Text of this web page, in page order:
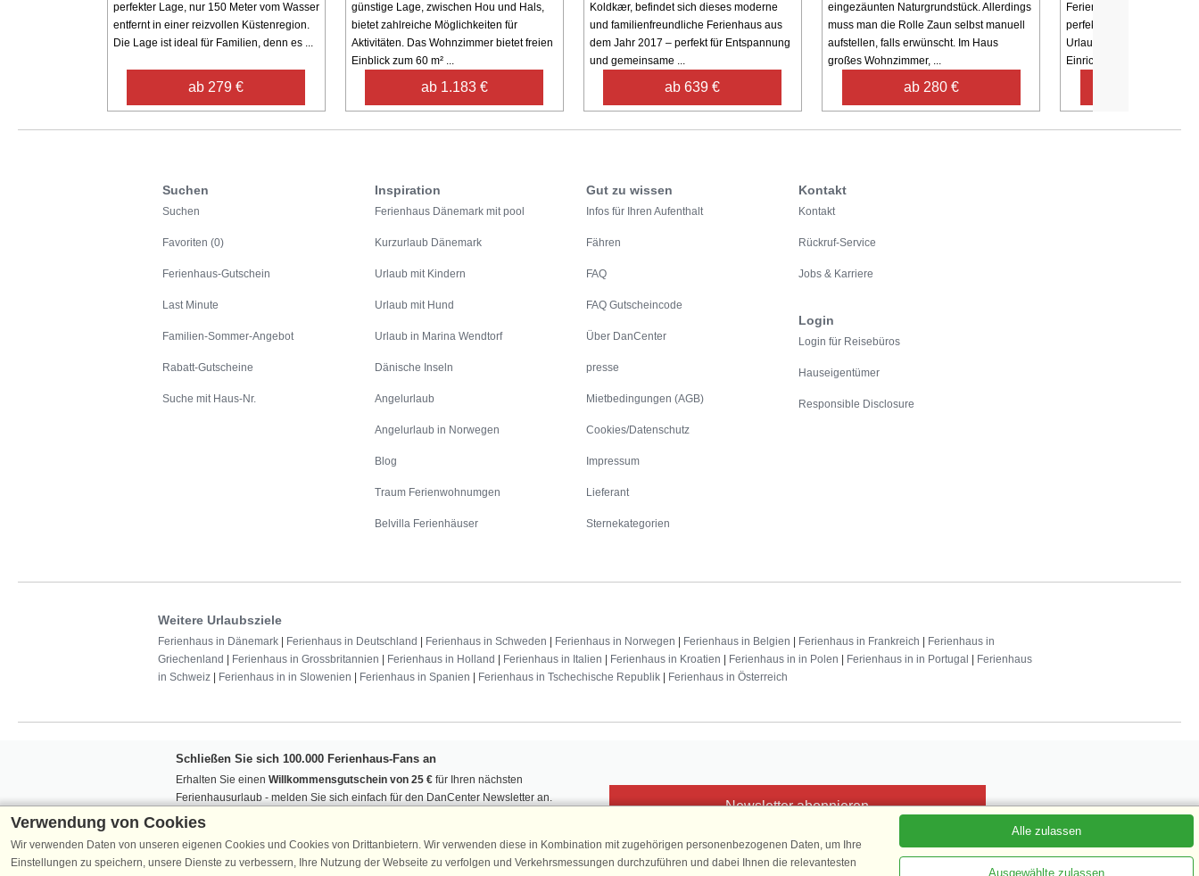
perfekter Lage, nur 150 Meter vom Wasser
entfernt in einer reizvollen Küstenregion.
Die Lage ist ideal für Familien, denn es ...
ab 279 €
günstige Lage, zwischen Hou und Hals,
bietet zahlreiche Möglichkeiten für
Aktivitäten. Das Wohnzimmer bietet freien
Einblick zum 60 m² ...
ab 1.183 €
Koldkær, befindet sich dieses moderne
und familienfreundliche Ferienhaus aus
dem Jahr 2017 – perfekt für Entspannung
und gemeinsame ...
ab 639 €
eingezäunten Naturgrundstück. Allerdings
muss man die Rolle Zaun selbst manuell
aufstellen, falls erwünscht. Im Haus
großes Wohnzimmer, ...
ab 280 €
Ferienhaus mit Sauna und
perfekten Rahmen für
Urlaub. Die durchdachte
Einrichtung ...
Suchen
Suchen
Favoriten (0)
Ferienhaus-Gutschein
Last Minute
Familien-Sommer-Angebot
Rabatt-Gutscheine
Suche mit Haus-Nr.
Inspiration
Ferienhaus Dänemark mit pool
Kurzurlaub Dänemark
Urlaub mit Kindern
Urlaub mit Hund
Urlaub in Marina Wendtorf
Dänische Inseln
Angelurlaub
Angelurlaub in Norwegen
Blog
Traum Ferienwohnumgen
Belvilla Ferienhäuser
Gut zu wissen
Infos für Ihren Aufenthalt
Fähren
FAQ
FAQ Gutscheincode
Über DanCenter
presse
Mietbedingungen (AGB)
Cookies/Datenschutz
Impressum
Lieferant
Sternekategorien
Kontakt
Kontakt
Rückruf-Service
Jobs & Karriere
Login
Login für Reisebüros
Hauseigentümer
Responsible Disclosure
Weitere Urlaubsziele
Ferienhaus in Dänemark Ferienhaus in Deutschland Ferienhaus in Schweden Ferienhaus in Norwegen Ferienhaus in Belgien Ferienhaus in Frankreich
Ferienhaus in
Griechenland
Ferienhaus in Grossbritannien Ferienhaus in Holland Ferienhaus in Italien Ferienhaus in Kroatien Ferienhaus in in Polen Ferienhaus in in Portugal
Ferienhaus
in Schweiz
Ferienhaus in in Slowenien Ferienhaus in Spanien Ferienhaus in Tschechische Republik Ferienhaus in Österreich
Schließen Sie sich 100.000 Ferienhaus-Fans an
Erhalten Sie einen Willkommensgutschein von 25 € für Ihren nächsten
Ferienhausurlaub - melden Sie sich einfach für den DanCenter Newsletter an.
Verpassen Sie nie wieder exklusive Angebote, Gewinnspiele und Urlaubstipps!
Newsletter abonnieren
Verwendung von Cookies
Wir verwenden Daten von unseren eigenen Cookies und Cookies von Drittanbietern. Wir verwenden diese in Kombination mit zugehörigen personenbezogenen Daten, um Ihre
Einstellungen zu speichern, unsere Dienste zu verbessern, Ihre Nutzung der Webseite zu verfolgen und Verkehrsmessungen durchzuführen und dabei Ihnen die relevantesten
Alle zulassen
Ausgewählte zulassen